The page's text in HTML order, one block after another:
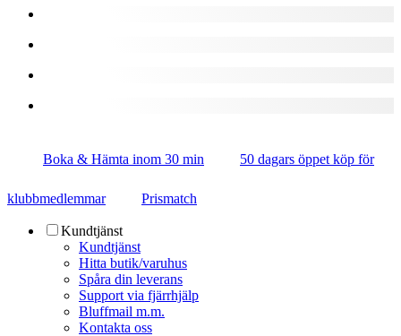
Boka & Hämta inom 30 min 50 dagars öppet köp för
klubbmedlemmar Prismatch
Kundtjänst
Kundtjänst
Hitta butik/varuhus
Spåra din leverans
Support via fjärrhjälp
Bluffmail m.m.
Kontakta oss